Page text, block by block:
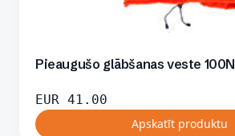
Pieaugušo glābšanas veste 100N
EUR 41.00
Apskatīt produktu